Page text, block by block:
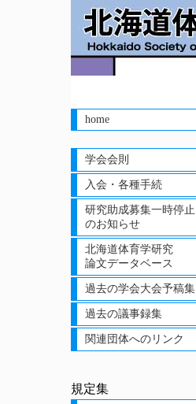
home
学会会則
入会・各種手続
研究助成募集一時停止
のお知らせ
北海道体育学研究
論文データベース
過去の学会大会予稿集
過去の議事録集
関連団体へのリンク
規定集